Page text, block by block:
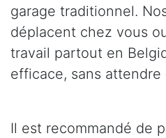
garage traditionnel.
déplacent chez vous
travail partout en
efficace, sans attendre
Il est recommandé de